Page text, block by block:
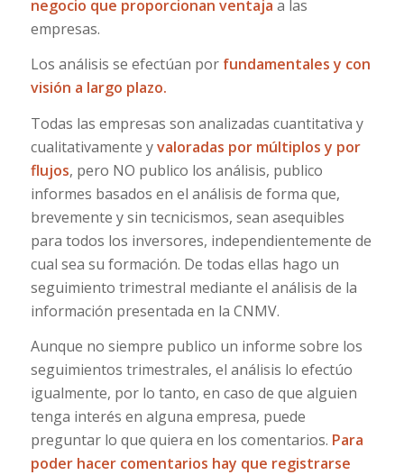
negocio que proporcionan ventaja a las
empresas.
Los análisis se efectúan por fundamentales y con
visión a largo plazo.
Todas las empresas son analizadas cuantitativa y
cualitativamente yvaloradas por múltiplos y por
flujos, pero NO publico los análisis, publico
informes basados en el análisis de forma que,
brevemente y sin tecnicismos, sean asequibles
para todos los inversores, independientemente de
cual sea su formación. De todas ellas hago un
seguimiento trimestral mediante el análisis de la
información presentada en la CNMV.
Aunque no siempre publico un informe sobre los
seguimientos trimestrales, el análisis lo efectúo
igualmente, por lo tanto, en caso de que alguien
tenga interés en alguna empresa, puede
preguntar lo que quiera en los comentarios. Para
poder hacer comentarios hay que registrarse